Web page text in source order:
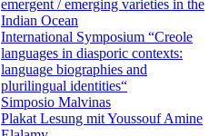
emergent / emerging varieties in the
Indian Ocean
International Symposium “Creole
languages in diasporic contexts:
language biographies and
plurilingual identities“
Simposio Malvinas
Plakat Lesung mit Youssouf Amine